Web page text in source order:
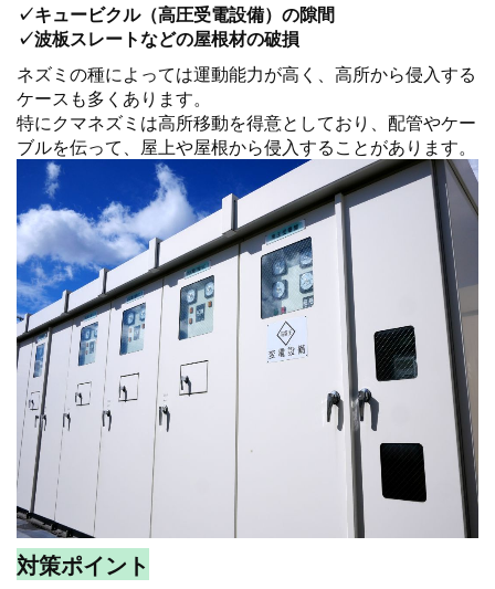
✓キュービクル（高圧受電設備）の隙間
✓波板スレートなどの屋根材の破損
ネズミの種によっては運動能力が高く、高所から侵入する
ケースも多くあります。
特にクマネズミは高所移動を得意としており、配管やケー
ブルを伝って、屋上や屋根から侵入することがあります。
対策ポイント